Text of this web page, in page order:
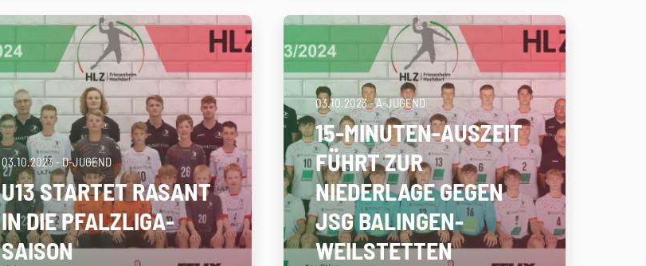
03.10.2023 - D-JUGEND
U13 STARTET RASANT
IN DIE PFALZLIGA-
SAISON
03.10.2023- A-JUGEND
15-MINUTEN-AUSZEIT
FÜHRT ZUR
NIEDERLAGE GEGEN
JSG BALINGEN-
WEILSTETTEN